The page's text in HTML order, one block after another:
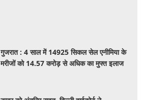
गुजरात : 4 साल में 14925 सिकल सेल एनीमिया के
मरीजों को 14.57 करोड़ से अधिक का मुफ्त इलाज